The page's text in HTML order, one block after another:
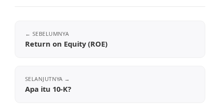
Return on Equity (ROE)
Apa itu 10-K?